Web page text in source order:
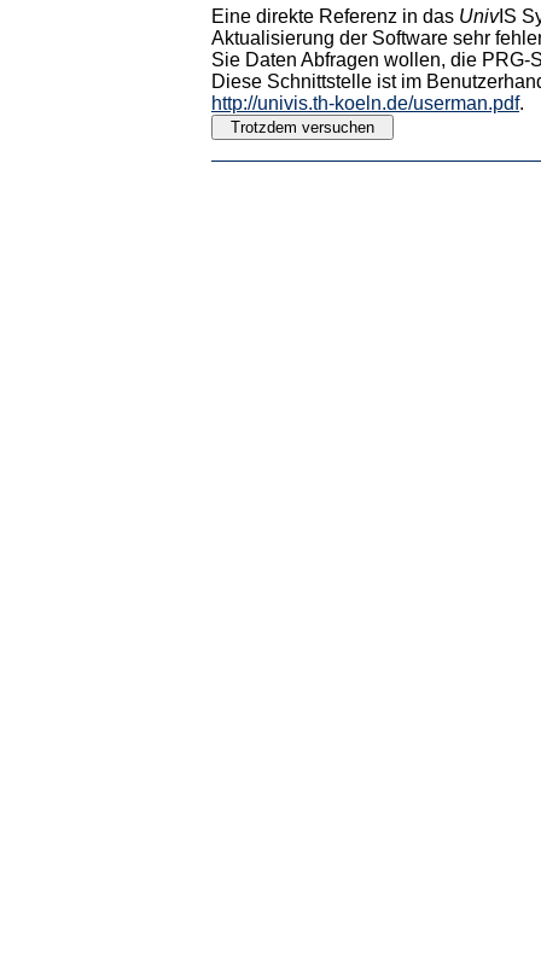
Eine direkte Referenz in das UnivIS
Aktualisierung der Software sehr
Sie Daten Abfragen wollen, die PRG-
Diese Schnittstelle ist im
http://univis.th-koeln.de/userman.pdf.